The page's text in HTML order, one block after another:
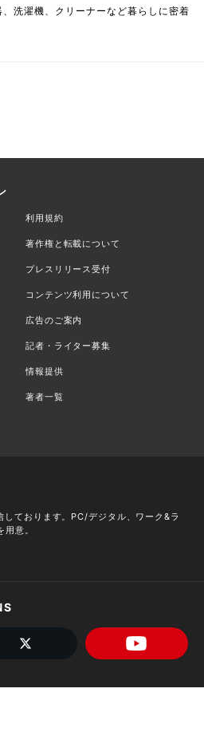
洗濯機、クリーナーなど暮らしに密着
利用規約
著作権と転載について
プレスリリース受付
コンテンツ利用について
広告のご案内
記者・ライター募集
情報提供
著者一覧
しております。PC/デジタル、ワーク&ラ
意。